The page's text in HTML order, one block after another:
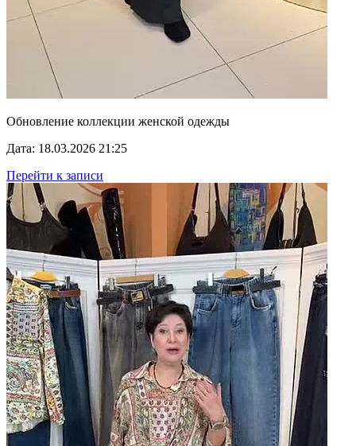
Обновление коллекции женской одежды
Дата: 18.03.2026 21:25
Перейти к записи